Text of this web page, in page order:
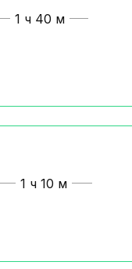
1 ч 40 м
1 ч 10 м